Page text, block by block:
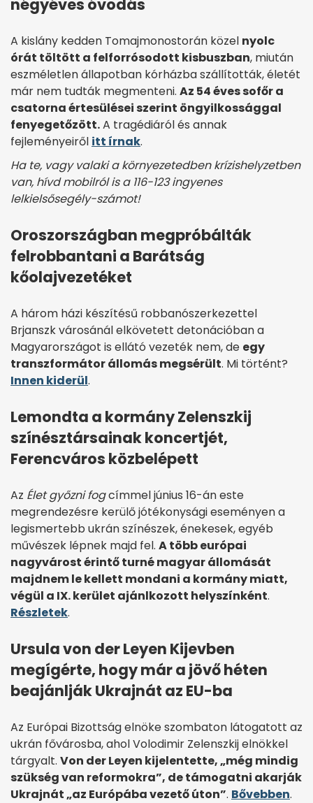
négyéves óvodás
A kislány kedden Tomajmonostorán közel nyolc
órát töltött a felforrósodott kisbuszban, miután
eszméletlen állapotban kórházba szállították, életét
már nem tudták megmenteni. Az 54 éves sofőr a
csatorna értesülései szerint öngyilkossággal
fenyegetőzött.A tragédiáról és annak
fejleményeiről itt írnak.
Ha te, vagy valaki a környezetedben krízishelyzetben
van, hívd mobilról is a 116-123 ingyenes
lelkielsősegély-számot!
Oroszországban megpróbálták
felrobbantani a Barátság
kőolajvezetéket
A három házi készítésű robbanószerkezettel
Brjanszk városánál elkövetett detonációban a
Magyarországot is ellátó vezeték nem, de egy
transzformátor állomás megsérült. Mi történt?
Innen kiderül.
Lemondta a kormány Zelenszkij
színésztársainak koncertjét,
Ferencváros közbelépett
Az Élet győzni fogcímmel június 16-án este
megrendezésre kerülő jótékonysági eseményen a
legismertebb ukrán színészek, énekesek, egyéb
művészek lépnek majd fel. A több európai
nagyvárost érintő turné magyar állomását
majdnem le kellett mondani a kormány miatt,
végül a IX. kerület ajánlkozott helyszínként.
Részletek.
Ursula von der Leyen Kijevben
megígérte, hogy már a jövő héten
beajánlják Ukrajnát az EU-ba
Az Európai Bizottság elnöke szombaton látogatott az
ukrán fővárosba, ahol Volodimir Zelenszkij elnökkel
tárgyalt. Von der Leyen kijelentette, „még mindig
szükség van reformokra”, de támogatni akarják
Ukrajnát „az Európába vezető úton”. Bővebben.